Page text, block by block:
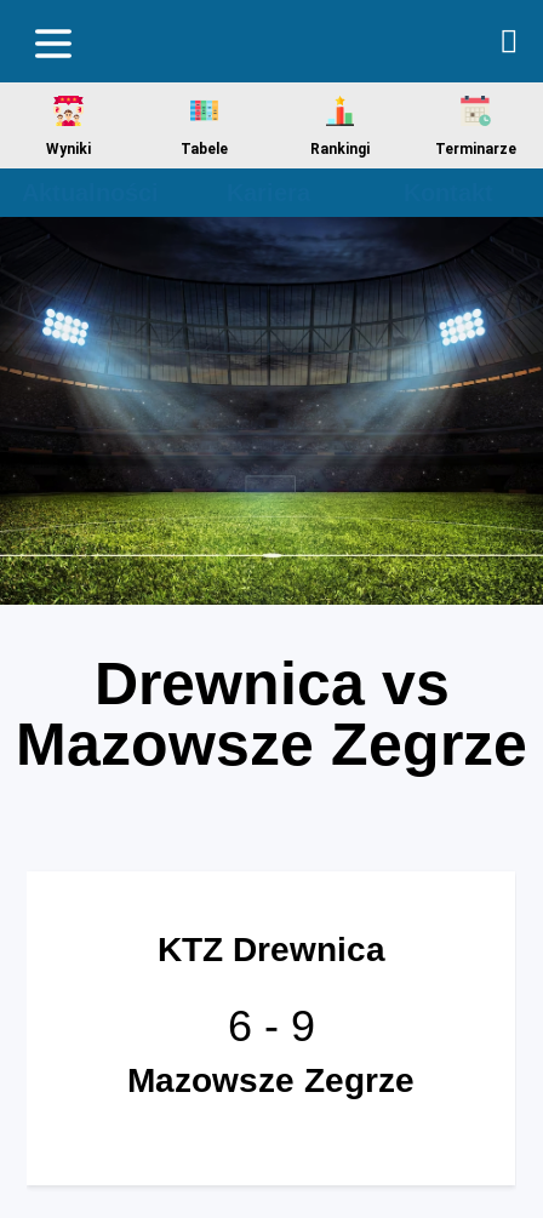
Wyniki Tabele Rankingi Terminarze
Drewnica vs
Mazowsze Zegrze
KTZ Drewnica
Mazowsze Zegrze
6 - 9